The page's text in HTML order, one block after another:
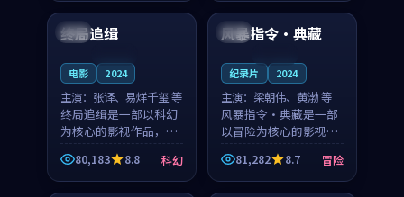
看。
看。
美国
终局追缉
电影 2024
主演： 张译、易烊千玺 等
终局追缉是一部以科幻
为核心的影视作品，围
绕危机、反转与人物成
长展开，整体节奏紧
凑，值得推荐观看。
80,183 8.8 科幻
韩国
风暴指令·典藏
纪录片 2024
主演： 梁朝伟、黄渤 等
风暴指令·典藏是一部
以冒险为核心的影视作
品，围绕危机、反转与
人物成长展开，整体节
奏紧凑，值得推荐观
81,282 8.7 冒险